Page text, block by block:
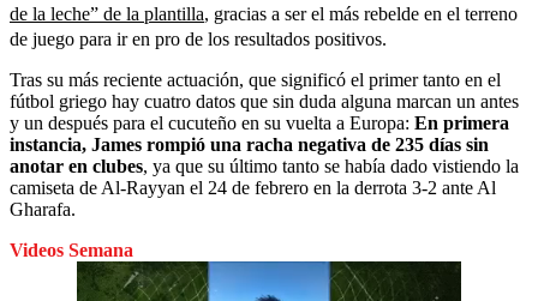
de la leche” de la plantilla, gracias a ser el más rebelde en el terreno
de juego para ir en pro de los resultados positivos.
Tras su más reciente actuación, que significó el primer tanto en el
fútbol griego hay cuatro datos que sin duda alguna marcan un antes
y un después para el cucuteño en su vuelta a Europa: En primera
instancia, James rompió una racha negativa de 235 días sin
anotar en clubes, ya que su último tanto se había dado vistiendo la
camiseta de Al-Rayyan el 24 de febrero en la derrota 3-2 ante Al
Gharafa.
Videos Semana